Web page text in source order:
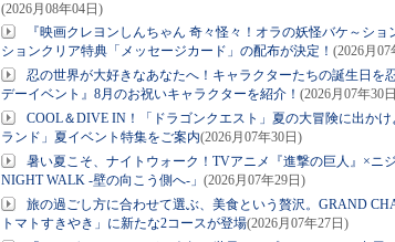
(2026月08年04日)
『映画クレヨンしんちゃん 奇々怪々！オラの妖怪バケ～シ
ションクリア特典「メッセージカード」の配布が決定！ (2026月07
忍の世界が大好きなあなたへ！キャラクターたちの誕生日を
デーイベント』8月のお祝いキャラクターを紹介！ (2026月07年30
COOL＆DIVE IN！「ドラゴンクエスト」夏の大冒険に出か
ランド」夏イベント特集をご案内(2026月07年30日)
暑い夏こそ、ナイトウォーク！TVアニメ『進撃の巨人』×ニ
NIGHT WALK -壁の向こう側へ-」 (2026月07年29日)
旅の過ごし方に合わせて選ぶ、美食という贅沢。GRAND
トマトすきやき」に新たな2コースが登場(2026月07年27日)